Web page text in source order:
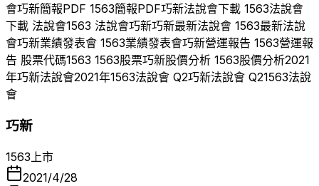
會巧新簡報PDF 1563簡報PDF巧新法說會下載 1563法說會
下載 法說會1563 法說會巧新巧新最新法說會 1563最新法說
會巧新業績發表會 1563業績發表會巧新營運報告 1563營運報
告 股票代碼1563 1563股票巧新股價分析 1563股價分析2021
年巧新法說會2021年1563法說會 Q2巧新法說會 Q21563法說
會
巧新
1563上市
2021/4/28